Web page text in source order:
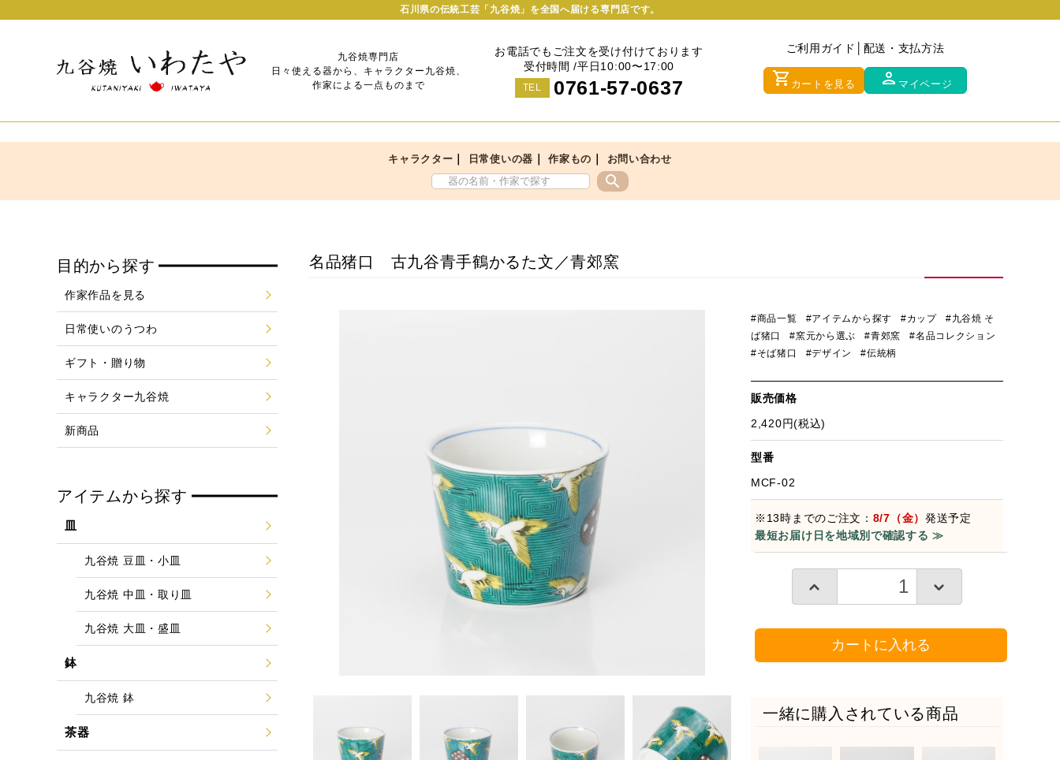
石川県の伝統工芸「九谷焼」を全国へ届ける専門店です。
九谷焼専門店
日々使える器から、キャラクター九谷焼、
作家による一点ものまで
お電話でもご注文を受け付けております
受付時間 /平日10:00〜17:00
TEL 0761-57-0637
ご利用ガイド 配送・支払方法
shopping_cart カートを見る person マイページ
キャラクター 日常使いの器 ｜作家もの お問い合わせ
search
名品猪口 古九谷青手鶴かるた文／青郊窯
#商品一覧 #アイテムから探す #カップ
#九谷焼 そ
ば猪口
#窯元から選ぶ #青郊窯
#名品コレクション
#そば猪口
#デザイン #伝統柄
販売価格
2,420円(税込)
型番
MCF-02
※13時までのご注文： 8/7（金） 発送予定
最短お届け日を地域別で確認する ≫
カートに入れる
一緒に購入されている商品
目的から探す
作家作品を見る
日常使いのうつわ
ギフト・贈り物
キャラクター九谷焼
新商品
アイテムから探す
皿
九谷焼 豆皿・小皿
九谷焼 中皿・取り皿
九谷焼 大皿・盛皿
鉢
九谷焼 鉢
茶器